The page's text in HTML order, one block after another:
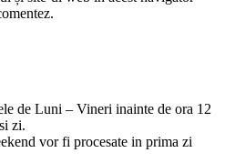
de Luni – Vineri inainte de ora 12
zi.
vor fi procesate in prima zi